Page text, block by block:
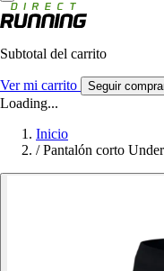
Subtotal del carrito
Ver mi carrito Seguir
Loading...
Inicio
/ Pantalón corto